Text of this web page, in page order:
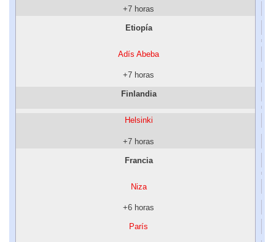
+7 horas
Etiopía
Adís Abeba
+7 horas
Finlandia
Helsinki
+7 horas
Francia
Niza
+6 horas
París